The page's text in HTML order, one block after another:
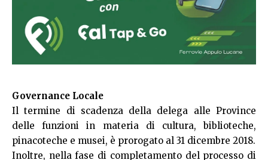
Governance Locale
Il termine di scadenza della delega alle Province
delle funzioni in materia di cultura, biblioteche,
pinacoteche e musei, è prorogato al 31 dicembre 2018.
Inoltre, nella fase di completamento del processo di